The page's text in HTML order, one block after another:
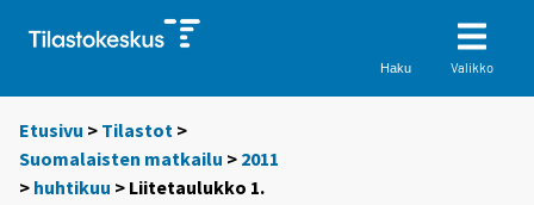
Haku Valikko
Etusivu > Tilastot >
Suomalaisten matkailu > 2011
> huhtikuu > Liitetaulukko 1.